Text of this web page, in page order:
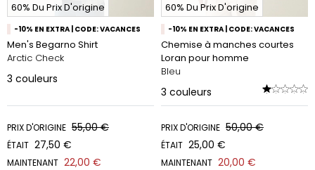
60% Du Prix D'origine
-10% EN EXTRA | CODE: VACANCES
Men's Begarno Shirt
Arctic Check
3 couleurs
PRIX D'ORIGINE 55,00 €
ÉTAIT 27,50 €
MAINTENANT 22,00 €
60% Du Prix D'origine
-10% EN EXTRA | CODE: VACANCES
Chemise à manches courtes
Loran pour homme
Bleu
3 couleurs
PRIX D'ORIGINE 50,00 €
ÉTAIT 25,00 €
MAINTENANT 20,00 €